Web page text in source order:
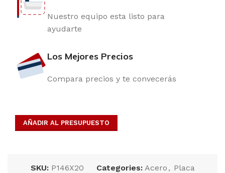
Nuestro equipo esta listo para
ayudarte
Los Mejores Precios
Compara precios y te convecerás
AÑADIR AL PRESUPUESTO
SKU: P146X20 Categories: Acero , Placa